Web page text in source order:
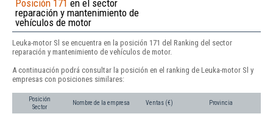
Posición 171 en el sector
reparación y mantenimiento de
vehículos de motor
Leuka-motor Sl se encuentra en la posición 171 del Ranking del sector
reparación y mantenimiento de vehículos de motor.
A continuación podrá consultar la posición en el ranking de Leuka-motor Sl y
empresas con posiciones similares:
Posición
Sector
Nombre de la empresa Ventas (€) Provincia